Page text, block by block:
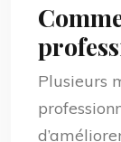
Plusieurs